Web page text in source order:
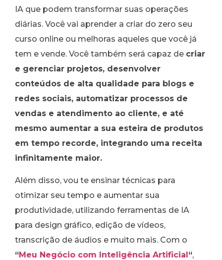
IA que podem transformar suas operações
diárias. Você vai aprender a criar do zero seu
curso online ou melhoras aqueles que você já
tem e vende. Você também será capaz de criar
e gerenciar projetos, desenvolver
conteúdos de alta qualidade para blogs e
redes sociais, automatizar processos de
vendas e atendimento ao cliente, e até
mesmo aumentar a sua esteira de produtos
em tempo recorde, integrando uma receita
infinitamente maior.
Além disso, vou te ensinar técnicas para
otimizar seu tempo e aumentar sua
produtividade, utilizando ferramentas de IA
para design gráfico, edição de vídeos,
transcrição de áudios e muito mais. Com o
“Meu Negócio com Inteligência Artificial“,